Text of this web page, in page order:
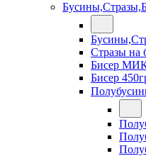
Стразы на
Бисер
Бисер